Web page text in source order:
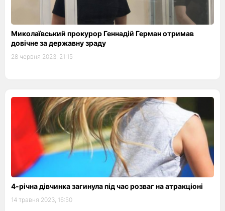
Миколаївський прокурор Геннадій Герман отримав
довічне за державну зраду
28 червня 2023, 21:15
4-річна дівчинка загинула під час розваг на атракціоні
14 травня 2023, 16:50